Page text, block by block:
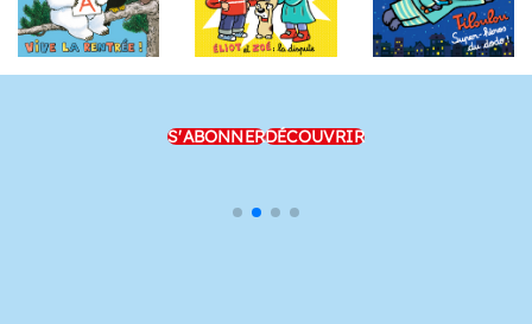
S'ABONNERDÉCOUVRIR